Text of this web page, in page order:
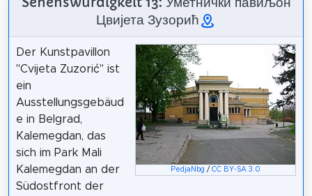
Цвијета Зузорић
PedjaNbg /CC BY-SA 3.0
Der Kunstpavillon
"Cvijeta Zuzorić" ist
ein
Ausstellungsgebäud
e in Belgrad,
Kalemegdan, das
sich im Park Mali
Kalemegdan an der
Südostfront der